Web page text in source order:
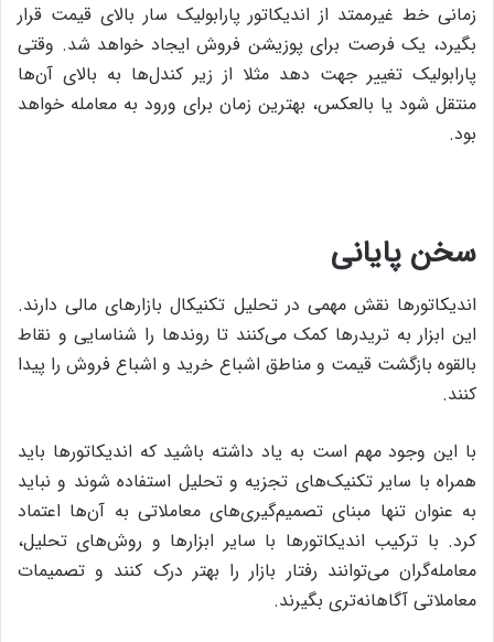
زمانی خط غیرممتد از اندیکاتور پارابولیک سار بالای قیمت قرار
بگیرد، یک فرصت برای پوزیشن فروش ایجاد خواهد شد. وقتی
پارابولیک تغییر جهت دهد مثلا از زیر کندل‌ها به بالای آن‌ها
منتقل شود یا بالعکس، بهترین زمان برای ورود به معامله خواهد
بود.
سخن پایانی
اندیکاتورها نقش مهمی در تحلیل تکنیکال بازارهای مالی دارند.
این ابزار به تریدرها کمک می‌کنند تا روندها را شناسایی و نقاط
بالقوه بازگشت قیمت و مناطق اشباع خرید و اشباع فروش را پیدا
کنند.
با این وجود مهم است به یاد داشته باشید که اندیکاتورها باید
همراه با سایر تکنیک‌های تجزیه و تحلیل استفاده شوند و نباید
به عنوان تنها مبنای تصمیم‌گیری‌های معاملاتی به آن‌ها اعتماد
کرد. با ترکیب اندیکاتورها با سایر ابزارها و روش‌های تحلیل،
معامله‌گران می‌توانند رفتار بازار را بهتر درک کنند و تصمیمات
معاملاتی آگاهانه‌تری بگیرند.